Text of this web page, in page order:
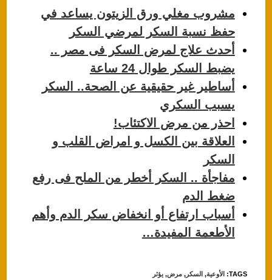
e
b
o
o
k
s
A
p
p
مشروب مغلي ورق الزيتون يساعد في
حفظ نسبة السكر لمرضي السكر
أحدث علاج لمرض السكر فى مصر ..
يضبط السكر طوال 24 ساعة
أساطير غير حقيقية عن الصحة.. السكر
يسبب السكري
احذر من مرض الاكتئاب!
العلاقة بين الكسل و امراض القلب و
السكر
مفاجأة .. السكر أخطر من الملح فى رفع
ضغط الدم
أسباب ارتفاع أو انخفاض سكر الدم وأهم
الأطعمة المفيدة…
TAGS
: الأوعية, السكر, مرض, يؤثر